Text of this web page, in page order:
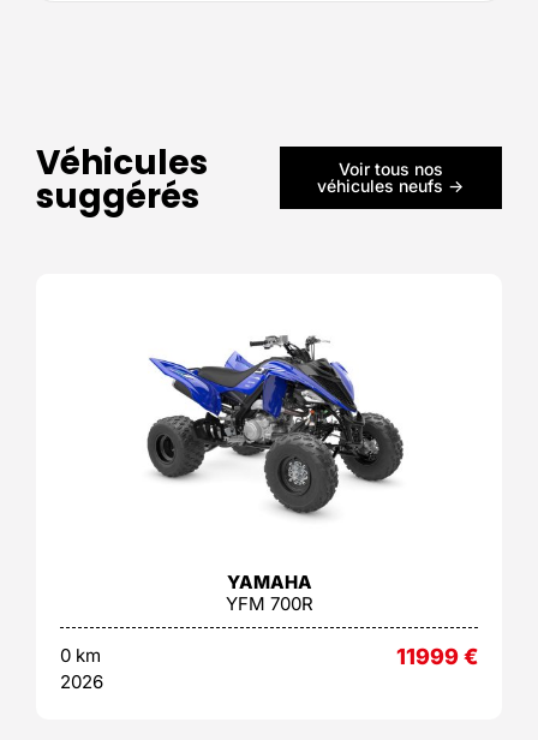
Véhicules
suggérés
Voir tous nos
véhicules neufs ->
YAMAHA
YFM 700R
0 km
2026
11999€